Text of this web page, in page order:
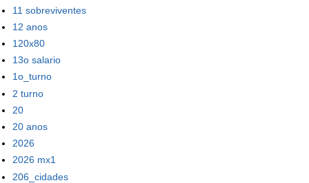
11 sobreviventes
12 anos
120x80
13o salario
1o_turno
2 turno
20
20 anos
2026
2026 mx1
206_cidades